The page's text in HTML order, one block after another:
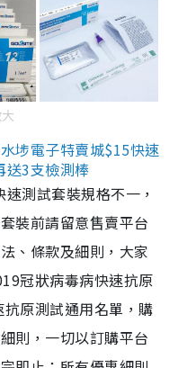
埗電子特賣城$15快速
送3支檢測棒
測試套裝規格不一，
裝前請留意售賣平台
、條款及細則，大家
冠狀病毒病快速抗原
原測試通用名單，購
則，一切以訂購平台